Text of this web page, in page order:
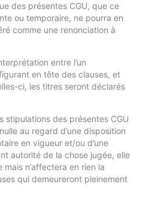
des présentes CGU, que ce
ou temporaire, ne pourra en
comme une renonciation à
entre l’un
en tête des clauses, et
ci, les titres seront déclarés
stipulations des présentes CGU
au regard d’une disposition
en vigueur et/ou d’une
autorité de la chose jugée, elle
n’affectera en rien la
qui demeureront pleinement